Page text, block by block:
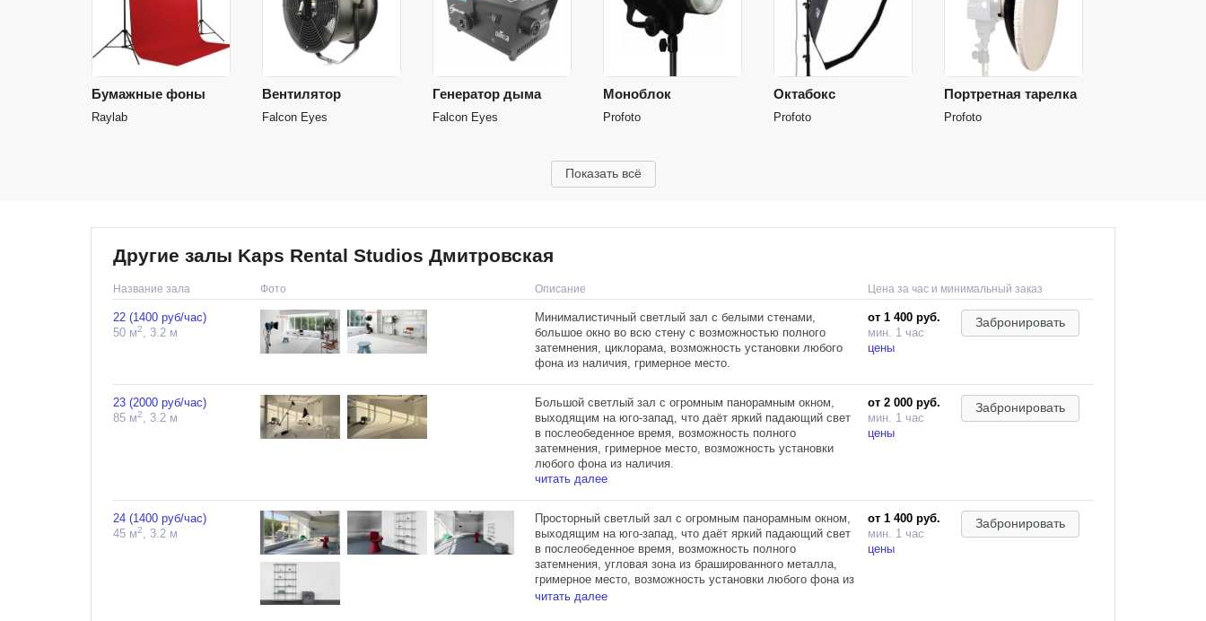
Бумажные фоны
Raylab
Вентилятор
Falcon Eyes
Генератор дыма
Falcon Eyes
Моноблок
Profoto
Октабокс
Profoto
Портретная тарелка
Profoto
Показать всё
Другие залы Kaps Rental Studios Дмитровская
Название зала Фото Описание Цена за час и минимальный заказ
22 (1400 руб/час)
50 м2, 3.2 м
Минималистичный светлый зал с белыми стенами,
большое окно во всю стену с возможностью полного
затемнения, циклорама, возможность установки любого
фона из наличия, гримерное место.
от 1 400 руб.
мин. 1 час
цены
Забронировать
23 (2000 руб/час)
85 м2, 3.2 м
Большой светлый зал с огромным панорамным окном,
выходящим на юго-запад, что даёт яркий падающий свет
в послеобеденное время, возможность полного
затемнения, гримерное место, возможность установки
любого фона из наличия.
читать далее
от 2 000 руб.
мин. 1 час
цены
Забронировать
24 (1400 руб/час)
45 м2, 3.2 м
Просторный светлый зал с огромным панорамным окном,
выходящим на юго-запад, что даёт яркий падающий свет
в послеобеденное время, возможность полного
затемнения, угловая зона из брашированного металла,
гримерное место, возможность установки любого фона из
наличия.
читать далее
от 1 400 руб.
мин. 1 час
цены
Забронировать